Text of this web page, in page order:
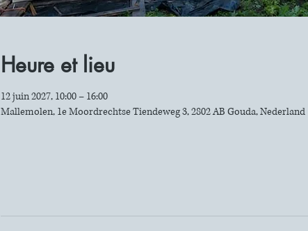
Heure et lieu
12 juin 2027, 10:00 – 16:00
Mallemolen, 1e Moordrechtse Tiendeweg 3, 2802 AB Gouda, Nederland